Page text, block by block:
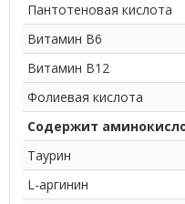
Пантотеновая кислота
Витамин B6
Витамин B12
Фолиевая кислота
Содержит
Таурин
L-аргинин